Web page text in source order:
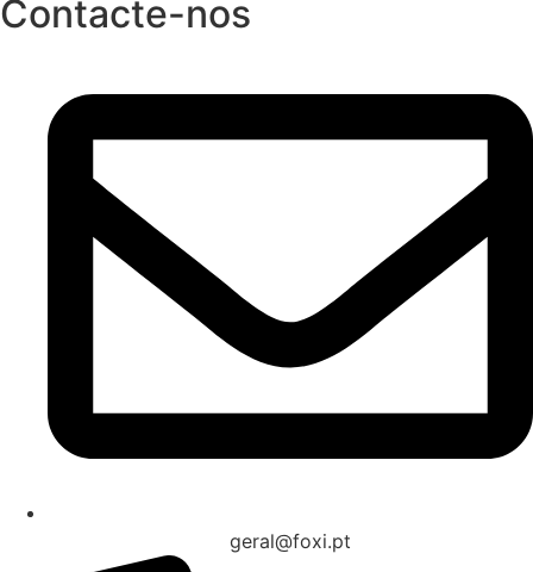
Contacte-nos
geral@foxi.pt